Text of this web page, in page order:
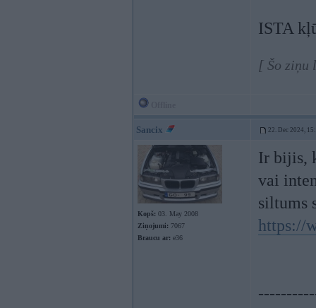
ISTA
[ Šo ziņu
Sancix 22. Dec 2024,
Kopš: 03. May 2008
Ziņojumi: 7067
Braucu ar: e36
Ir bijis,
vai
siltums
https://